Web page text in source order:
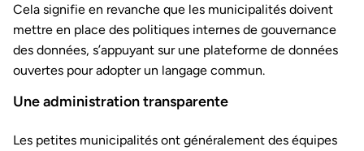
Cela signifie en revanche que les municipalités doivent
mettre en place des politiques internes de gouvernance
des données, s’appuyant sur une plateforme de données
ouvertes pour adopter un langage commun.
Une administration transparente
Les petites municipalités ont généralement des équipes